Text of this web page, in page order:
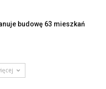
budowę 63 mieszkań